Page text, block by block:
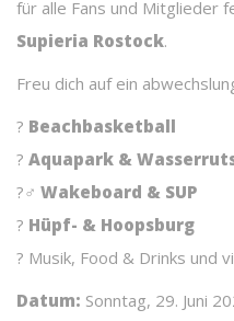
für alle Fans und Mitglieder
Supieria Rostock.
Freu dich auf ein
? Beachbasketball
? Aquapark &
?‍♂️ Wakeboard & SUP
? Hüpf- & Hoopsburg
? Musik, Food & Drinks und
Datum: Sonntag, 29. Juni